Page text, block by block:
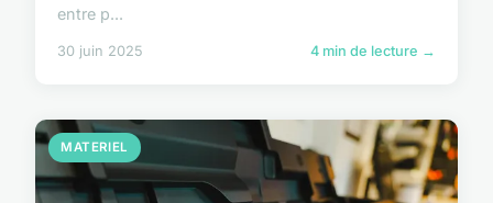
entre p...
30 juin 2025 4 min de lecture →
MATERIEL